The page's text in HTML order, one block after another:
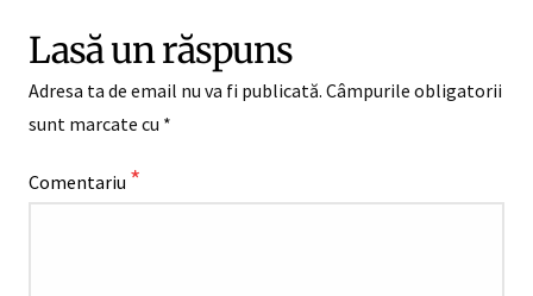
Lasă un răspuns
Adresa ta de email nu va fi publicată. Câmpurile obligatorii
sunt marcate cu *
Comentariu *